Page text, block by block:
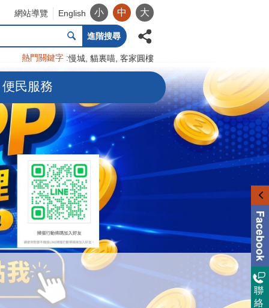
網站導覽 English 小 中 大
進階搜尋
熱門關鍵字 慢城 貓裏喵 客家圓樓
便民服務
聯
絡